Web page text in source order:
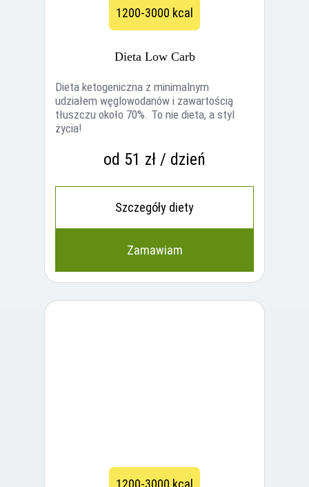
1200-3000 kcal
Dieta Low Carb
Dieta ketogeniczna z minimalnym
udziałem węglowodanów i zawartością
tłuszczu około 70%. To nie dieta, a styl
życia!
od 51 zł / dzień
Szczegóły diety
Zamawiam